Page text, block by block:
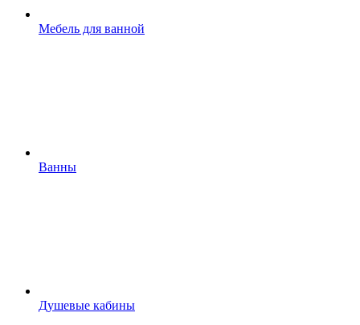
Мебель для ванной
Ванны
Душевые кабины